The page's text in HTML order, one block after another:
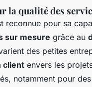
la qualité des
reconnue pour sa
sur mesure grâce au
des petites
client envers les
notamment pour